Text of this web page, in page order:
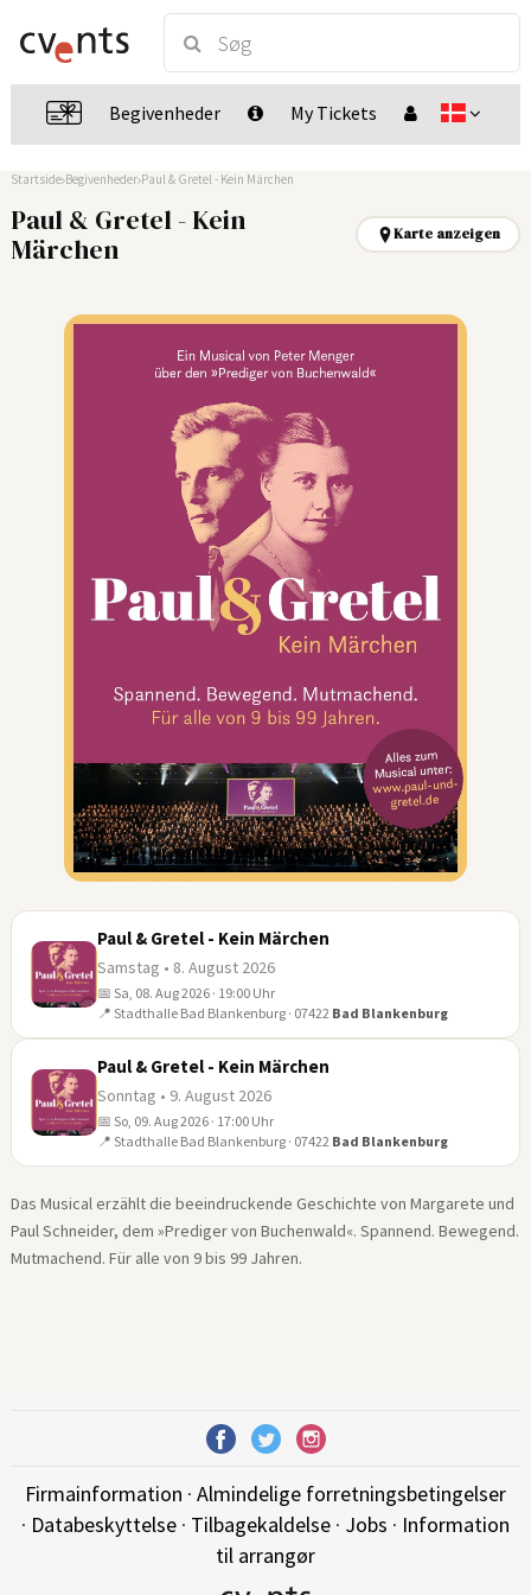
Begivenheder My Tickets
Startside Begivenheder Paul & Gretel - Kein Märchen
Paul & Gretel - Kein
Märchen
Karte anzeigen
AUG
Paul & Gretel - Kein Märchen
Samstag • 8. August 2026
📅 Sa, 08. Aug 2026 · 19:00 Uhr
📍 Stadthalle Bad Blankenburg · 07422 Bad Blankenburg
AUG
Paul & Gretel - Kein Märchen
Sonntag • 9. August 2026
📅 So, 09. Aug 2026 · 17:00 Uhr
📍 Stadthalle Bad Blankenburg · 07422 Bad Blankenburg
Das Musical erzählt die beeindruckende Geschichte von Margarete und
Paul Schneider, dem »Prediger von Buchenwald«. Spannend. Bewegend.
Mutmachend. Für alle von 9 bis 99 Jahren.
Firmainformation · Almindelige forretningsbetingelser
· Databeskyttelse · Tilbagekaldelse · Jobs · Information
til arrangør